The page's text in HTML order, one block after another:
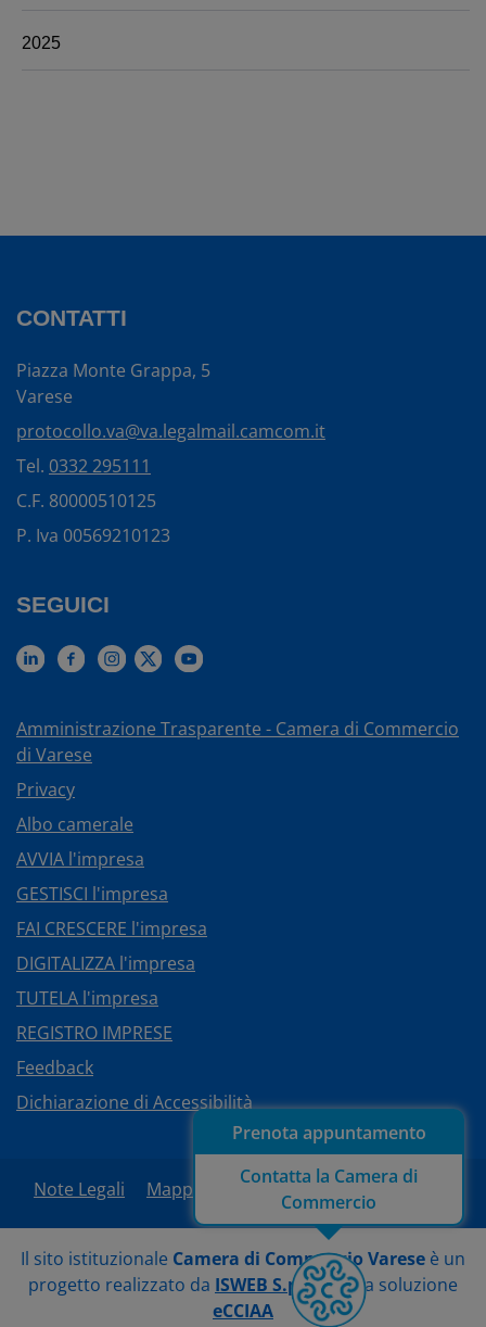
2025
Prenota appuntamento
Contatta la Camera di
Commercio
CONTATTI
Piazza Monte Grappa, 5
Varese
protocollo.va@va.legalmail.camcom.it
Tel. 0332 295111
C.F. 80000510125
P. Iva 00569210123
SEGUICI
Amministrazione Trasparente - Camera di Commercio
di Varese
Privacy
Albo camerale
AVVIA l'impresa
GESTISCI l'impresa
FAI CRESCERE l'impresa
DIGITALIZZA l'impresa
TUTELA l'impresa
REGISTRO IMPRESE
Feedback
Dichiarazione di Accessibilità
Note Legali Mappa del sito Area Riservata
Il sito istituzionale Camera di Commercio Varese è un
progetto realizzato da ISWEB S.p.A.con la soluzione
eCCIAA